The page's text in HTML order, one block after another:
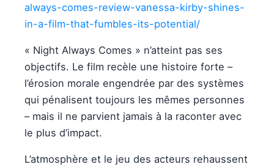
always-comes-review-vanessa-kirby-shines-
in-a-film-that-fumbles-its-potential/
« Night Always Comes » n’atteint pas ses
objectifs. Le film recèle une histoire forte –
l’érosion morale engendrée par des systèmes
qui pénalisent toujours les mêmes personnes
– mais il ne parvient jamais à la raconter avec
le plus d’impact.
L’atmosphère et le jeu des acteurs rehaussent